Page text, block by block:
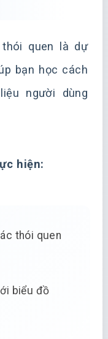
quen là dự
bạn học cách
người dùng
hiện:
thói quen
biểu đồ